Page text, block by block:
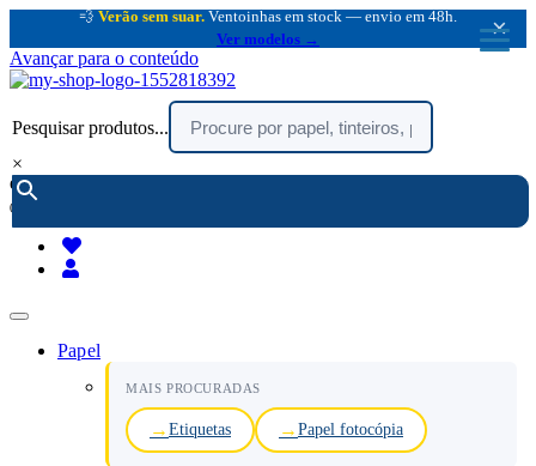
💨 Verão sem suar. Ventoinhas em stock — envio em 48h.
Ver modelos →
×
Avançar para o conteúdo
Pesquisar produtos...
×
encomendar por telefone :
(chamada rede fixa nacional)
Papel
MAIS PROCURADAS
Etiquetas Papel fotocópia